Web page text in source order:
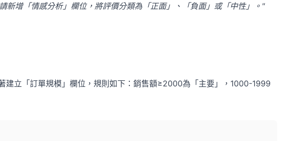
新增「情感分析」欄位，將評價分類為「正面」、「負面」或「中性」。"
建立「訂單規模」欄位，規則如下：銷售額≥2000為「主要」，1000-1999